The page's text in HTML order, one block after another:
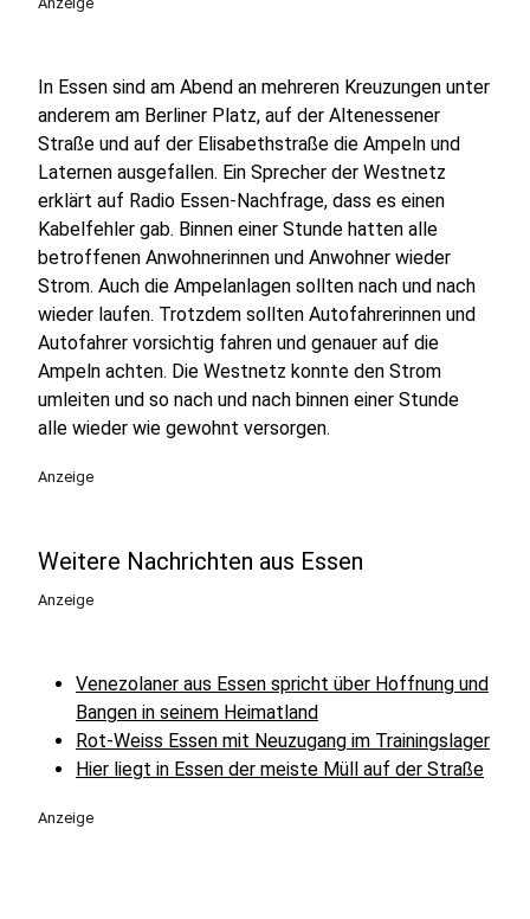
In Essen sind am Abend an mehreren Kreuzungen unter
anderem am Berliner Platz, auf der Altenessener
Straße und auf der Elisabethstraße die Ampeln und
Laternen ausgefallen. Ein Sprecher der Westnetz
erklärt auf Radio Essen-Nachfrage, dass es einen
Kabelfehler gab. Binnen einer Stunde hatten alle
betroffenen Anwohnerinnen und Anwohner wieder
Strom. Auch die Ampelanlagen sollten nach und nach
wieder laufen. Trotzdem sollten Autofahrerinnen und
Autofahrer vorsichtig fahren und genauer auf die
Ampeln achten. Die Westnetz konnte den Strom
umleiten und so nach und nach binnen einer Stunde
alle wieder wie gewohnt versorgen.
Anzeige
Weitere Nachrichten aus Essen
Anzeige
Venezolaner aus Essen spricht über Hoffnung und
Bangen in seinem Heimatland
Rot-Weiss Essen mit Neuzugang im Trainingslager
Hier liegt in Essen der meiste Müll auf der Straße
Anzeige